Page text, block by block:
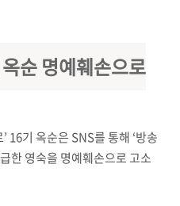
순 명예훼손으로
16기 옥순은 SNS를 통해 ‘방송
한 영숙을 명예훼손으로 고소